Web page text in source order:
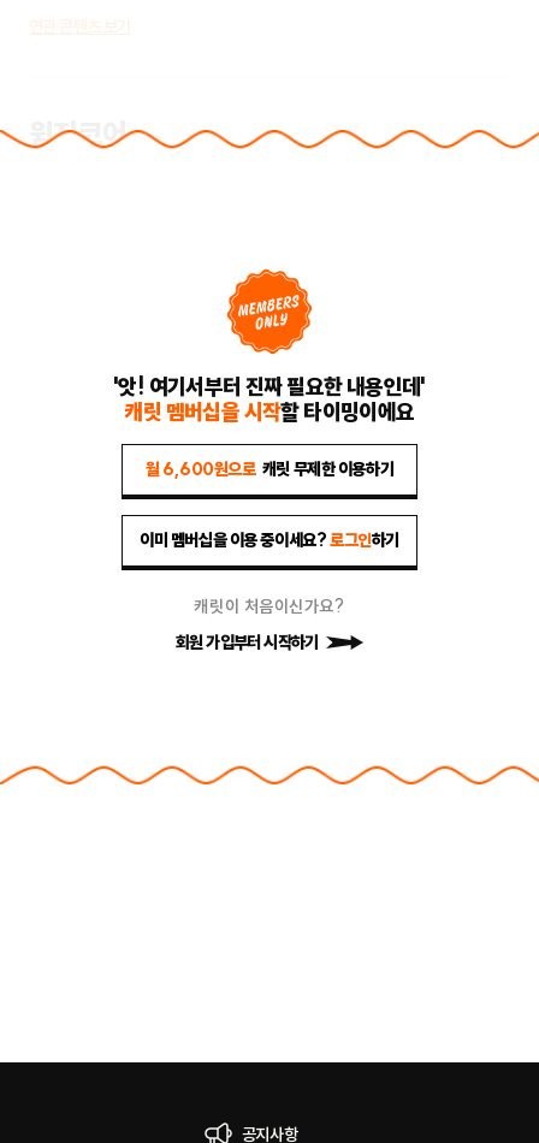
윔지코어
'앗! 여기서부터 진짜 필요한 내용인데'
캐릿 멤버십을 시작할 타이밍이에요
월 6,600원으로 캐릿 무제한 이용하기
이미 멤버십을 이용 중이세요?로그인하기
캐릿이 처음이신가요?
회원 가입부터 시작하기
공지사항